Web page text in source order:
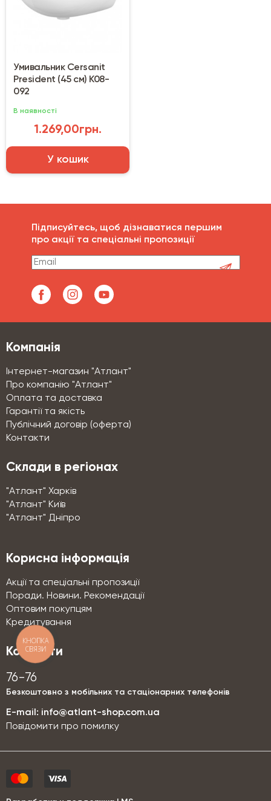
Умивальник Cersanit
President (45 см) K08-
092
В наявності
1.269,00грн.
У кошик
Підписуйтесь, щоб дізнаватися першим
про акції та спеціальні пропозиції
Компанія
Інтернет-магазин "Атлант"
Про компанію "Атлант"
Оплата та доставка
Гарантії та якість
Публічний договір (оферта)
Контакти
Склади в регіонах
"Атлант" Харків
"Атлант" Київ
"Атлант" Дніпро
Корисна інформація
Акції та спеціальні пропозиції
Поради. Новини. Рекомендації
Оптовим покупцям
Кредитування
Контакти
76-76
Безкоштовно з мобільних та стаціонарних телефонів
E-mail: info@atlant-shop.com.ua
Повідомити про помилку
КНОПКА
СВЯЗИ